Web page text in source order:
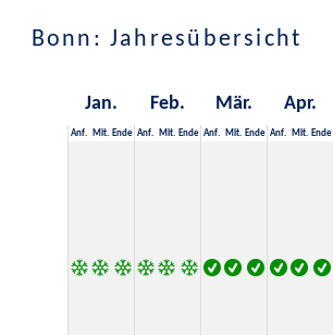
Bonn: Jahresübersicht
Jan. Feb. Mär. Apr.
Anf. Mit. Ende Anf. Mit. Ende Anf. Mit. Ende Anf. Mit. Ende